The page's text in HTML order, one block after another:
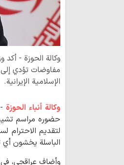
وكالة الحوزة -
مفاوضات تؤدي إلى
الإسلامية الإيرانية.
وكالة أنباء الحوزة
حضوره مراسم
لتقديم الاحترام
الباسلة يخشون أي